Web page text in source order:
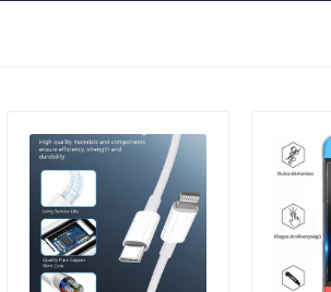
1.490 Ft 1.990 Ft
Buydeem CD2001 Üveg Teáskanna – 500 ml
8.114 Ft 13.990 Ft